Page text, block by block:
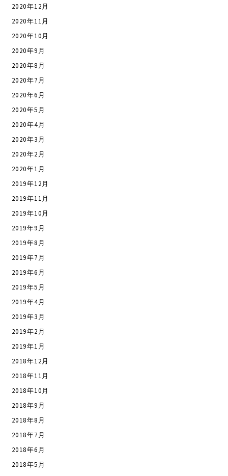
2020年12月
2020年11月
2020年10月
2020年9月
2020年8月
2020年7月
2020年6月
2020年5月
2020年4月
2020年3月
2020年2月
2020年1月
2019年12月
2019年11月
2019年10月
2019年9月
2019年8月
2019年7月
2019年6月
2019年5月
2019年4月
2019年3月
2019年2月
2019年1月
2018年12月
2018年11月
2018年10月
2018年9月
2018年8月
2018年7月
2018年6月
2018年5月